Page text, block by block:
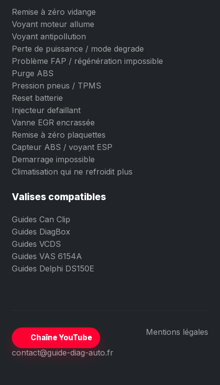
Remise à zéro vidange
Voyant moteur allume
Voyant antipollution
Perte de puissance / mode degrade
Problème FAP / régénération impossible
Purge ABS
Pression pneus / TPMS
Reset batterie
Injecteur defaillant
Vanne EGR encrassée
Remise à zéro plaquettes
Capteur ABS / voyant ESP
Demarrage impossible
Climatisation qui ne refroidit plus
Valises compatibles
Guides Can Clip
Guides DiagBox
Guides VCDS
Guides VAS 6154A
Guides Delphi DS150E
Chaîne YouTube
Mentions légales
contact@guide-diag-auto.fr